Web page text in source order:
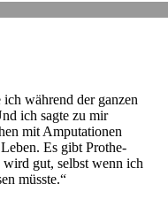
während der ganzen
ich sagte zu mir
mit Ampu­ta­tio­nen
Es gibt Pro­the­
gut, selbst wenn ich
müsste.“